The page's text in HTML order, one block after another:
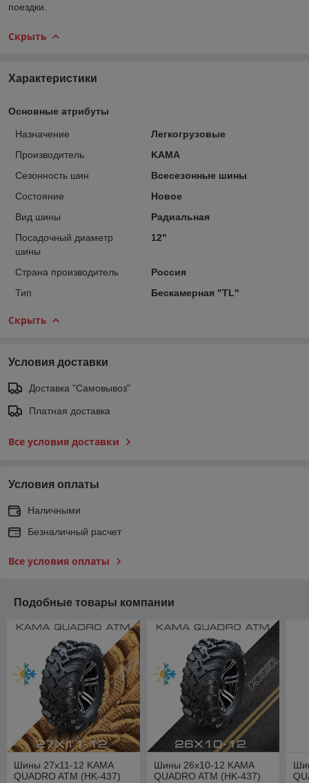
поездки.
Скрыть
Характеристики
Основные атрибуты
Назначение
Легкогрузовые
Производитель
KAMA
Сезонность шин
Всесезонные шины
Состояние
Новое
Вид шины
Радиальная
Посадочный диаметр
шины
12"
Страна производитель
Россия
Тип
Бескамерная "TL"
Скрыть
Условия доставки
Доставка "Самовывоз"
Платная доставка
Все условия доставки
Условия оплаты
Наличными
Безналичный расчет
Все условия оплаты
Подобные товары компании
Шины 27х11-12 KAMA
QUADRO ATM (HK-437)
Шины 26х10-12 KAMA
QUADRO ATM (HK-437)